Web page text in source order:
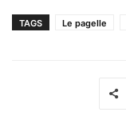
TAGS Le pagelle